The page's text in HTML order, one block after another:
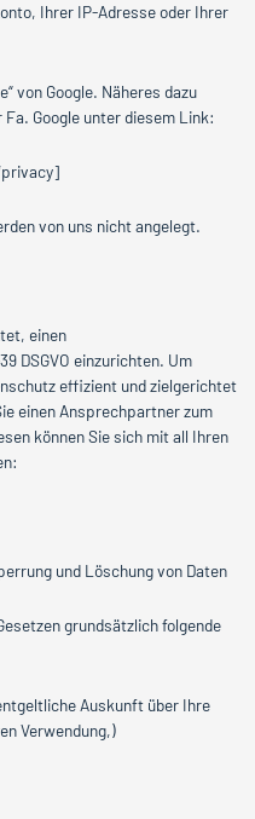
Ihrer IP-Adresse oder Ihrer
von Google. Näheres dazu
Google unter diesem Link:
von uns nicht angelegt.
einen
DSGVO einzurichten. Um
effizient und zielgerichtet
einen Ansprechpartner zum
können Sie sich mit all Ihren
und Löschung von Daten
grundsätzlich folgende
Auskunft über Ihre
Verwendung,)